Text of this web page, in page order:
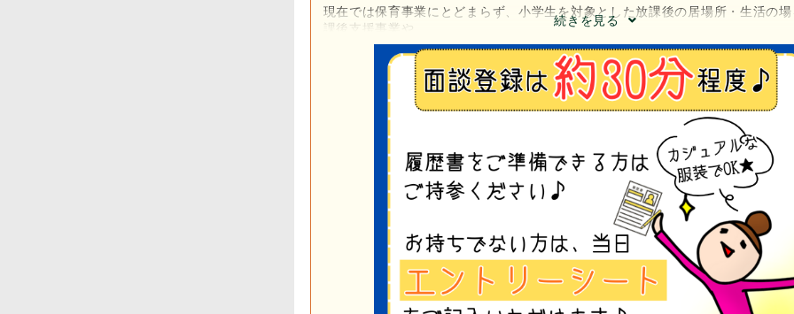
続きを見る
現在では保育事業にとどまらず、小学生を対象とした放課後の居場所・生活の
課後支援事業や
乳幼児を中心とした保護者への子育て支援、中高生の居場所づくりや活動を支援
事業など、幅広い世代に寄り添った取り組みを行っています。
また2014年からは、高齢者・障がい者を対象に「仲間づくり・健康づくり・生き
り」を基本とした、高齢者の居場所づくり事業も展開しています。
当法人では、保育士をはじめとした多様な資格や経験を活かしながら、さまざま
野で活躍することが可能です。
人と人とのつながりを大切にし、地域に根ざした支援をこれからも続けていきま